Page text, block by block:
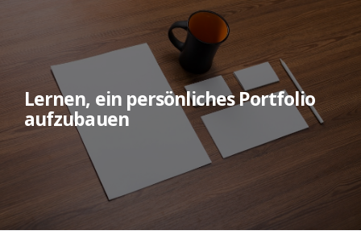
Lernen, ein persönliches Portfolio
aufzubauen